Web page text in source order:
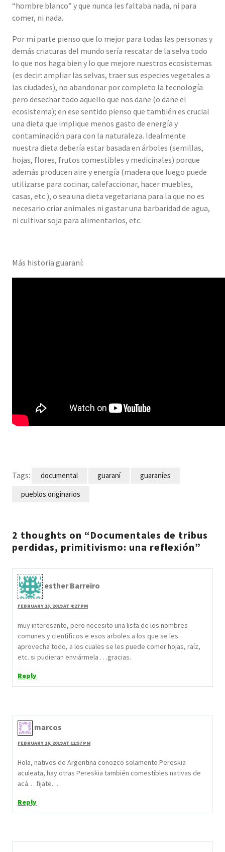
“hombre blanco” y que nunca les faltaba nada, ni para
comer, ni nada.
Por mi parte pienso que lo mejor para todas las personas y
demás criaturas del mundo sería rescatar de la selva todo
lo que nos haga bien y lo que mejore nuestros ecosistemas
(es decir: ampliar las selvas, traer sus especies vegetales a
las ciudades), no abandonar por completo la tecnología
pero desechar todo aquello que nos dañe (o dañe el
ecosistema); en ese sentido pienso que también es crucial
una dieta que implique menos gasto de energía y
contaminación para con la naturaleza. Idealmente
nuestra dieta debería estar basada en árboles (semillas,
hojas, flores, frutos comestibles y medicinales) porque
además producen aire y energía (madera que luego puede
utilizarse para cocinar, calefaccionar, hacer muebles,
casas, etc.), o sea una dieta vegetariana para la que no es
necesario criar animales ni gastar una barbaridad de agua,
ni cultivar soja para alimentarlos, etc.
Más historia guaraní:
Tags: documental guaraní
guaraníes
pueblos originarios
2 thoughts on “Documentales de tribus
perdidas, primitivismo: una reflexión”
esther Barreiro
FEBRUARY 13, 2019 AT 4:27 PM
muy interesante, pero necesito una lista de los nombres
comunes y científicos e esos arboles a los que se les
aprovecha todo, a los cuales se les puede comer hojas, raíz,
etc. si pudieran enviármela . . .gracias.
Reply
marcos
FEBRUARY 16, 2019 AT 12:57 PM
Hola, nativos de Argentina conozco solamente Pereskia
aculeata, hay otras Pereskia también comestibles nativas de
acá… fijate…
Reply